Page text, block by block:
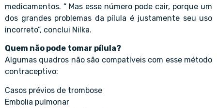
medicamentos. “ Mas esse número pode cair, porque um
dos grandes problemas da pílula é justamente seu uso
incorreto”, conclui Nilka.
Quem não pode tomar pílula?
Algumas quadros não são compatíveis com esse método
contraceptivo:
Casos prévios de trombose
Embolia pulmonar